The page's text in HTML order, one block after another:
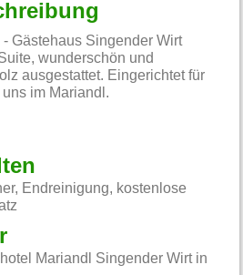
Gästehaus Singender Wirt
wunderschön und
ausgestattet. Eingerichtet für
im Mariandl.
Endreinigung, kostenlose